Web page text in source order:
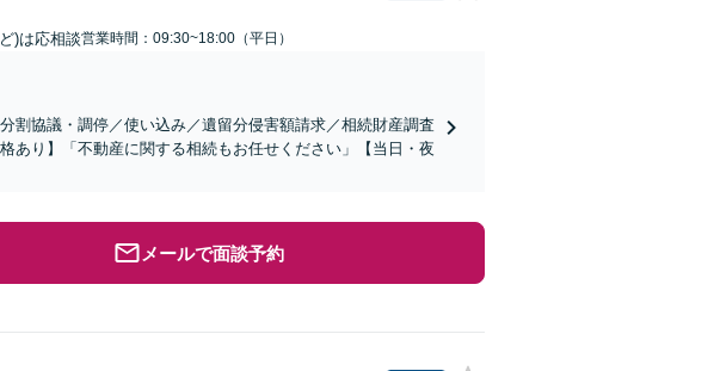
)は応相談営業時間：09:30~18:00（平日）
割協議・調停／使い込み／遺留分侵害額請求／相続財産調査
あり】「不動産に関する相続もお任せください」【当日・夜
メールで面談予約